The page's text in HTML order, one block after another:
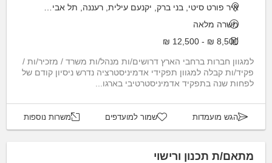
איר פורט סיטי, בני ברק, יקנעם עילית, רעננה, תל אביב יפו
משרה מלאה
8,500 ₪ - 12,500 ₪
למגוון חברות ברחבי הארץ דרושים/ות מנהל/ות משרד / מזכיר/ות /
פקיד/ות קבלה למגוון תפקידי אדמיניסטרציה נדרש ניסיון קודם של
לפחות שנה בתפקיד אדמיניסטרטיבי בארגו...
הגש מועמדות שמור למועדפים משרות נוספות
מתאם/ת תכנון ורישוי